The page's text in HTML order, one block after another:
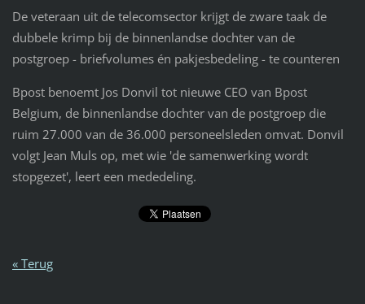
De veteraan uit de telecomsector krijgt de zware taak de
dubbele krimp bij de binnenlandse dochter van de
postgroep - briefvolumes én pakjesbedeling - te counteren
Bpost benoemt Jos Donvil tot nieuwe CEO van Bpost
Belgium, de binnenlandse dochter van de postgroep die
ruim 27.000 van de 36.000 personeelsleden omvat. Donvil
volgt Jean Muls op, met wie 'de samenwerking wordt
stopgezet', leert een mededeling.
« Terug